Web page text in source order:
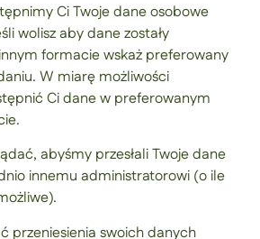
Ci Twoje dane osobowe
wolisz aby dane zostały
formacie wskaż preferowany
W miarę możliwości
Ci dane w preferowanym
abyśmy przesłali Twoje dane
innemu administratorowi (o ile
przeniesienia swoich danych